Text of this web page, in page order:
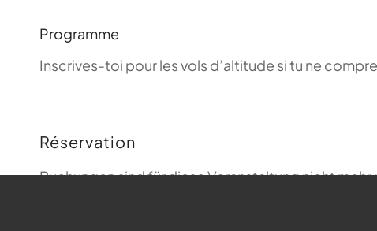
Programme
Inscrives-toi pour les vols d’altitude si tu ne
Réservation
Buchungen sind für diese Veranstaltung nicht